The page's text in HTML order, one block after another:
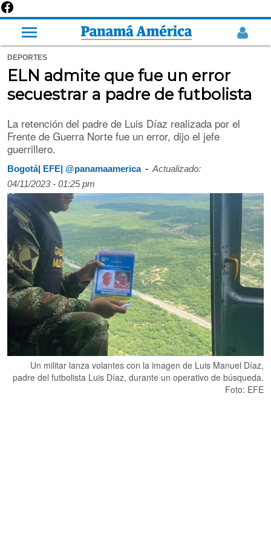
DEPORTES
ELN admite que fue un error
secuestrar a padre de futbolista
La retención del padre de Luis Díaz realizada por el
Frente de Guerra Norte fue un error, dijo el jefe
guerrillero.
Bogotá| EFE| @panamaamerica - Actualizado:
04/11/2023 - 01:25 pm
Un militar lanza volantes con la imagen de Luis Manuel Díaz,
padre del futbolista Luis Díaz, durante un operativo de búsqueda.
Foto: EFE